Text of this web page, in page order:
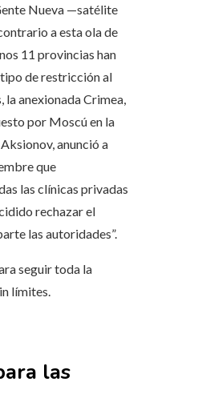
Nueva —satélite
a esta ola de
11 provincias han
de restricción al
la anexionada Crimea,
por Moscú en la
anunció a
que
las clínicas privadas
rechazar el
las autoridades”.
seguir toda la
límites.
las